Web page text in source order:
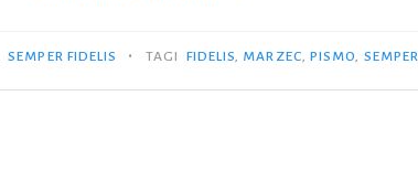
Nr
1/2016”
SEMPER FIDELIS • TAGI FIDELIS MARZEC PISMO SEMPER